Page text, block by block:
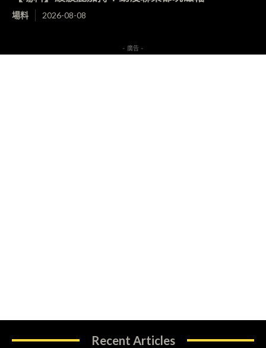
場料 2026-08-08
- 廣告 -
Recent Articles